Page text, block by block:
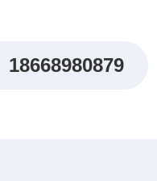
18668980879